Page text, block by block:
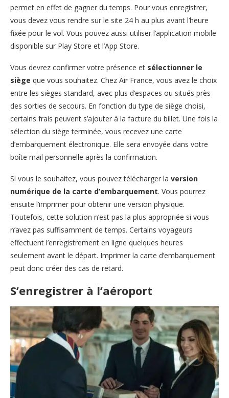
permet en effet de gagner du temps. Pour vous enregistrer,
vous devez vous rendre sur le site 24 h au plus avant l’heure
fixée pour le vol. Vous pouvez aussi utiliser l’application mobile
disponible sur Play Store et l’App Store.
Vous devrez confirmer votre présence et sélectionner le
siège que vous souhaitez. Chez Air France, vous avez le choix
entre les sièges standard, avec plus d’espaces ou situés près
des sorties de secours. En fonction du type de siège choisi,
certains frais peuvent s’ajouter à la facture du billet. Une fois la
sélection du siège terminée, vous recevez une carte
d’embarquement électronique. Elle sera envoyée dans votre
boîte mail personnelle après la confirmation.
Si vous le souhaitez, vous pouvez télécharger la version
numérique de la carte d’embarquement. Vous pourrez
ensuite l’imprimer pour obtenir une version physique.
Toutefois, cette solution n’est pas la plus appropriée si vous
n’avez pas suffisamment de temps. Certains voyageurs
effectuent l’enregistrement en ligne quelques heures
seulement avant le départ. Imprimer la carte d’embarquement
peut donc créer des cas de retard.
S’enregistrer à l’aéroport